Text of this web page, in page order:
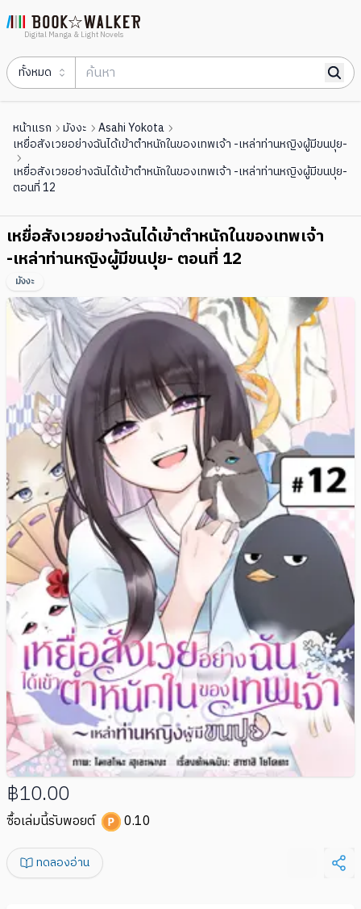
Digital Manga & Light Novels
ทั้งหมด
หน้าแรก มังงะ
Asahi Yokota
เหยื่อสังเวยอย่างฉันได้เข้าตำหนักในของเทพเจ้า -เหล่าท่านหญิงผู้มีขนปุย-
เหยื่อสังเวยอย่างฉันได้เข้าตำหนักในของเทพเจ้า -เหล่าท่านหญิงผู้มีขนปุย-
ตอนที่ 12
เหยื่อสังเวยอย่างฉันได้เข้าตำหนักในของเทพเจ้า
-เหล่าท่านหญิงผู้มีขนปุย- ตอนที่ 12
มังงะ
฿10.00
ซื้อเล่มนี้รับพอยต์ 0.10
ทดลองอ่าน